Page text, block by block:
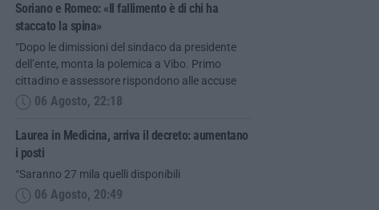
Soriano e Romeo: «Il fallimento è di chi ha
staccato la spina»
“Dopo le dimissioni del sindaco da presidente
dell’ente, monta la polemica a Vibo. Primo
cittadino e assessore rispondono alle accuse
06 Agosto, 22:18
Laurea in Medicina, arriva il decreto: aumentano
i posti
“Saranno 27 mila quelli disponibili
06 Agosto, 20:49